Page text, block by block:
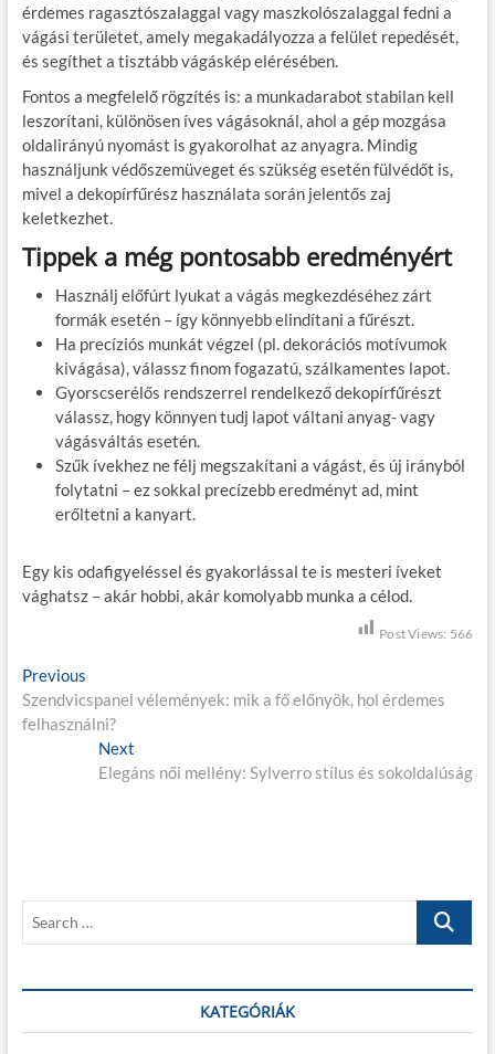
érdemes ragasztószalaggal vagy maszkolószalaggal fedni a
vágási területet, amely megakadályozza a felület repedését,
és segíthet a tisztább vágáskép elérésében.
Fontos a megfelelő rögzítés is: a munkadarabot stabilan kell
leszorítani, különösen íves vágásoknál, ahol a gép mozgása
oldalirányú nyomást is gyakorolhat az anyagra. Mindig
használjunk védőszemüveget és szükség esetén fülvédőt is,
mivel a dekopírfűrész használata során jelentős zaj
keletkezhet.
Tippek a még pontosabb eredményért
Használj előfúrt lyukat a vágás megkezdéséhez zárt
formák esetén – így könnyebb elindítani a fűrészt.
Ha precíziós munkát végzel (pl. dekorációs motívumok
kivágása), válassz finom fogazatú, szálkamentes lapot.
Gyorscserélős rendszerrel rendelkező dekopírfűrészt
válassz, hogy könnyen tudj lapot váltani anyag- vagy
vágásváltás esetén.
Szűk ívekhez ne félj megszakítani a vágást, és új irányból
folytatni – ez sokkal precízebb eredményt ad, mint
erőltetni a kanyart.
Egy kis odafigyeléssel és gyakorlással te is mesteri íveket
vághatsz – akár hobbi, akár komolyabb munka a célod.
Post Views: 566
B
e
z
é
n
a
Previous
r
e
t
Szendvicspanel vélemények: mik a fő előnyök, hol érdemes
felhasználni?
Next
e
:
Elegáns női mellény: Sylverro stílus és sokoldalúság
r
h
KATEGÓRIÁK